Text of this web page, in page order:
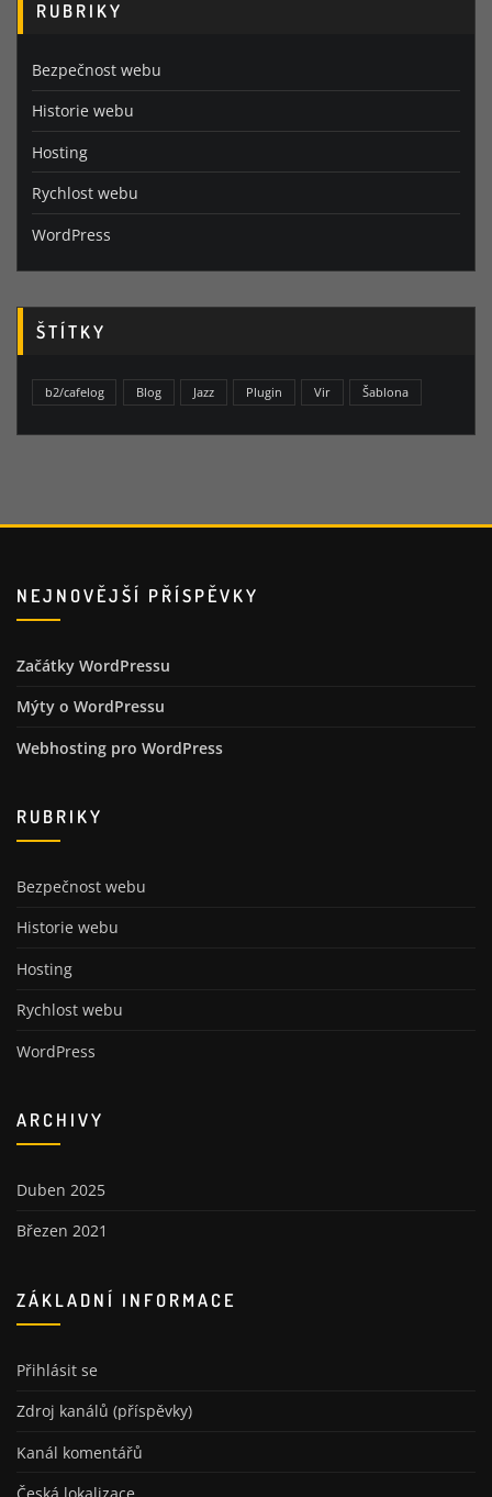
RUBRIKY
Bezpečnost webu
Historie webu
Hosting
Rychlost webu
WordPress
ŠTÍTKY
b2/cafelog Blog Jazz Plugin Vir Šablona
NEJNOVĚJŠÍ PŘÍSPĚVKY
Začátky WordPressu
Mýty o WordPressu
Webhosting pro WordPress
RUBRIKY
Bezpečnost webu
Historie webu
Hosting
Rychlost webu
WordPress
ARCHIVY
Duben 2025
Březen 2021
ZÁKLADNÍ INFORMACE
Přihlásit se
Zdroj kanálů (příspěvky)
Kanál komentářů